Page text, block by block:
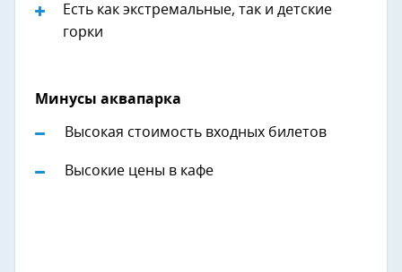
Есть как экстремальные, так и детские
горки
Минусы аквапарка
Высокая стоимость входных билетов
Высокие цены в кафе